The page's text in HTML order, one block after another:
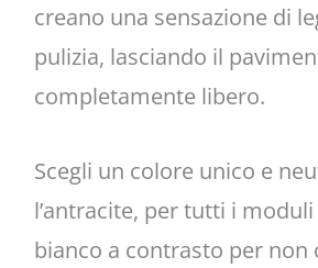
creano una sensazione di
pulizia, lasciando il
completamente libero.
Scegli un colore unico e
l’antracite, per tutti i
bianco a contrasto per non